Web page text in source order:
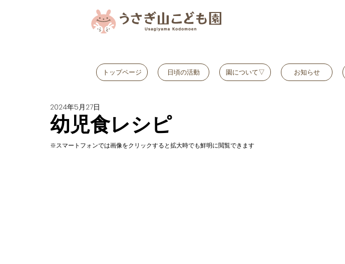
トップページ 日頃の活動 園について▽ お知らせ
幼児食レシピ
2024年5月27日
※スマートフォンでは画像をクリックすると拡大時でも鮮明に閲覧できます